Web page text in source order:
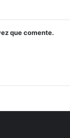
que comente.